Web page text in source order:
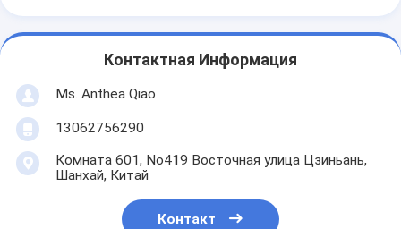
Контактная Информация
Ms. Anthea Qiao
13062756290
Комната 601, No419 Восточная улица Цзиньань,
Шанхай, Китай
Контакт